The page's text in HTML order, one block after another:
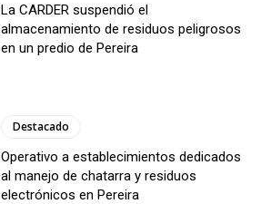
La CARDER suspendió el
almacenamiento de residuos peligrosos
en un predio de Pereira
Destacado
Operativo a establecimientos dedicados
al manejo de chatarra y residuos
electrónicos en Pereira